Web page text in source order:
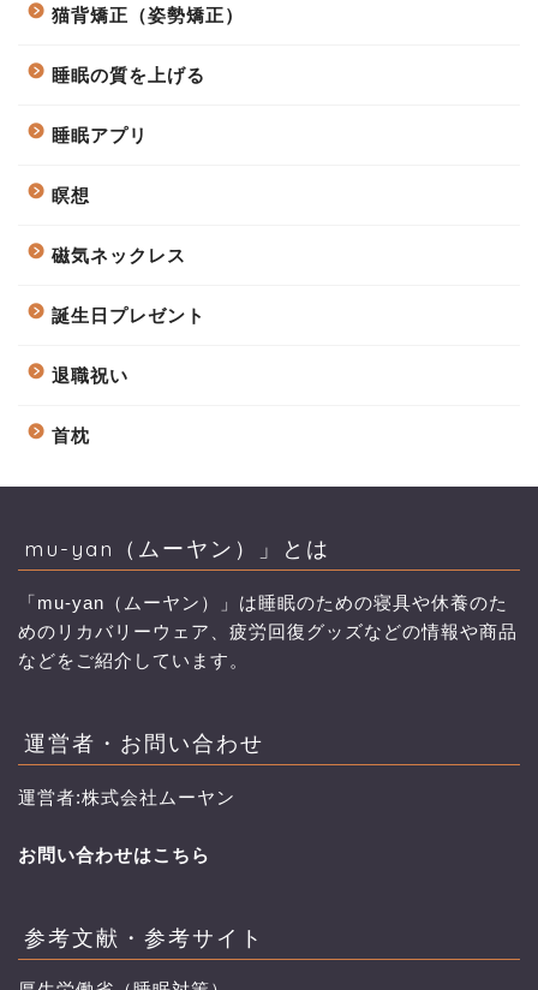
猫背矯正（姿勢矯正）
睡眠の質を上げる
睡眠アプリ
瞑想
磁気ネックレス
誕生日プレゼント
退職祝い
首枕
mu-yan（ムーヤン）」とは
「mu-yan（ムーヤン）」は睡眠のための寝具や休養のた
めのリカバリーウェア、疲労回復グッズなどの情報や商品
などをご紹介しています。
運営者・お問い合わせ
運営者:株式会社ムーヤン
お問い合わせはこちら
参考文献・参考サイト